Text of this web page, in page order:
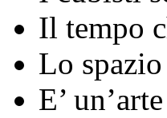
Il tempo
Lo
E’